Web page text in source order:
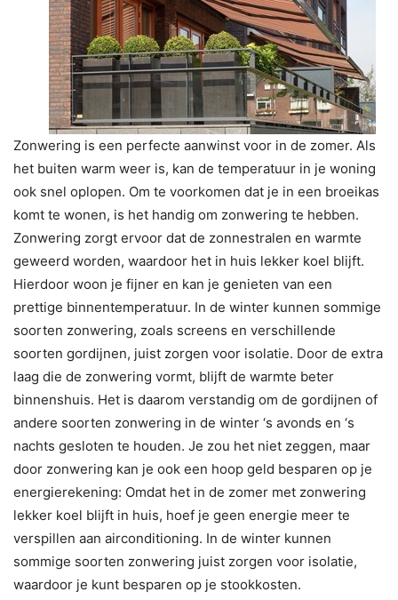
Zonwering is een perfecte aanwinst voor in de zomer. Als
het buiten warm weer is, kan de temperatuur in je woning
ook snel oplopen. Om te voorkomen dat je in een broeikas
komt te wonen, is het handig om zonwering te hebben.
Zonwering zorgt ervoor dat de zonnestralen en warmte
geweerd worden, waardoor het in huis lekker koel blijft.
Hierdoor woon je fijner en kan je genieten van een
prettige binnentemperatuur. In de winter kunnen sommige
soorten zonwering, zoals screens en verschillende
soorten gordijnen, juist zorgen voor isolatie. Door de extra
laag die de zonwering vormt, blijft de warmte beter
binnenshuis. Het is daarom verstandig om de gordijnen of
andere soorten zonwering in de winter ‘s avonds en ‘s
nachts gesloten te houden. Je zou het niet zeggen, maar
door zonwering kan je ook een hoop geld besparen op je
energierekening: Omdat het in de zomer met zonwering
lekker koel blijft in huis, hoef je geen energie meer te
verspillen aan airconditioning. In de winter kunnen
sommige soorten zonwering juist zorgen voor isolatie,
waardoor je kunt besparen op je stookkosten.